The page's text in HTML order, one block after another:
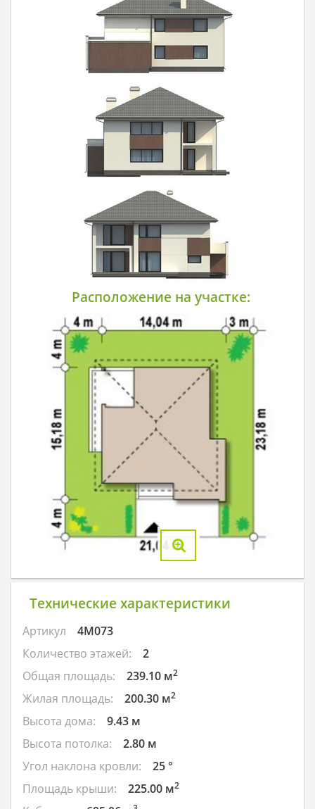
Расположение на участке:
Технические характеристики
Артикул
4M073
Количество этажей:
2
Общая площадь:
239.10 м2
Жилая площадь: 200.30 м2
Высота дома:
9.43 м
Высота потолка:
2.80 м
Угол наклона кровли:
25 °
Площадь крыши:
225.00 м2